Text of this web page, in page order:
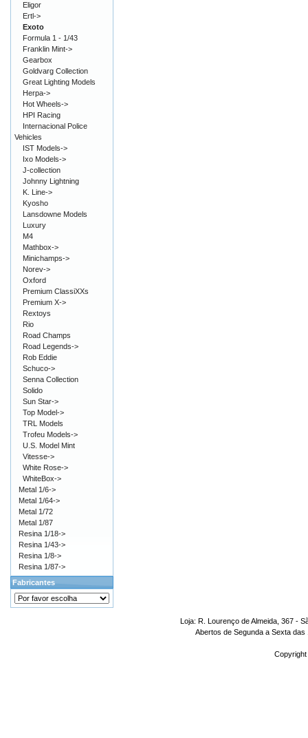
Eligor
Ertl->
Exoto
Formula 1 - 1/43
Franklin Mint->
Gearbox
Goldvarg Collection
Great Lighting Models
Herpa->
Hot Wheels->
HPI Racing
Internacional Police
Vehicles
IST Models->
Ixo Models->
J-collection
Johnny Lightning
K. Line->
Kyosho
Lansdowne Models
Luxury
M4
Mathbox->
Minichamps->
Norev->
Oxford
Premium ClassiXXs
Premium X->
Rextoys
Rio
Road Champs
Road Legends->
Rob Eddie
Schuco->
Senna Collection
Solido
Sun Star->
Top Model->
TRL Models
Trofeu Models->
U.S. Model Mint
Vitesse->
White Rose->
WhiteBox->
Metal 1/6->
Metal 1/64->
Metal 1/72
Metal 1/87
Resina 1/18->
Resina 1/43->
Resina 1/8->
Resina 1/87->
Fabricantes
Loja: R. Lourenço de Almeida, 367 -
Abertos de Segunda a Sexta